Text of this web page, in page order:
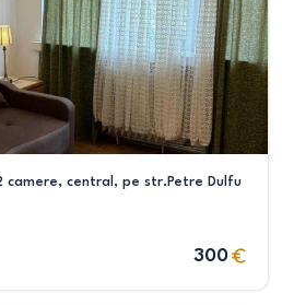
camere, central, pe str.Petre Dulfu
300